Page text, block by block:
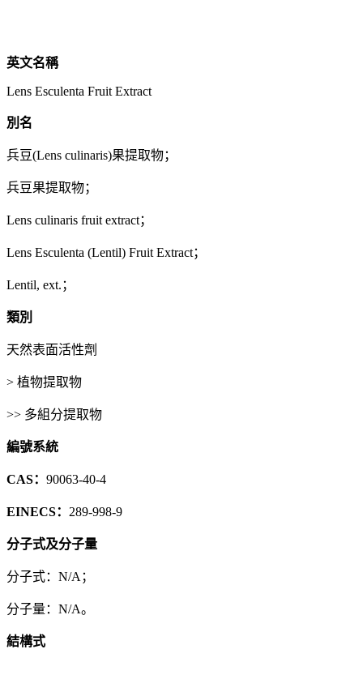
英文名稱
Lens Esculenta Fruit Extract
別名
兵豆(Lens culinaris)果提取物；
兵豆果提取物；
Lens culinaris fruit extract；
Lens Esculenta (Lentil) Fruit Extract；
Lentil, ext.；
類別
天然表面活性劑
> 植物提取物
>> 多組分提取物
編號系統
CAS： 90063-40-4
EINECS： 289-998-9
分子式及分子量
分子式：N/A；
分子量：N/A。
結構式